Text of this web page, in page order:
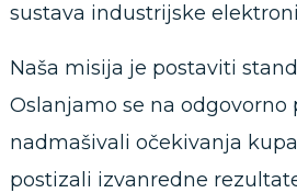
sustava industrijske
Naša misija je postaviti
Oslanjamo se na
nadmašivali očekivanja
postizali izvanredne